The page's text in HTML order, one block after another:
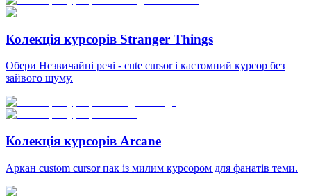
Колекція курсорів Stranger Things
Обери Незвичайні речі - cute cursor і кастомний курсор без
зайвого шуму.
Колекція курсорів Arcane
Аркан custom cursor пак із милим курсором для фанатів теми.